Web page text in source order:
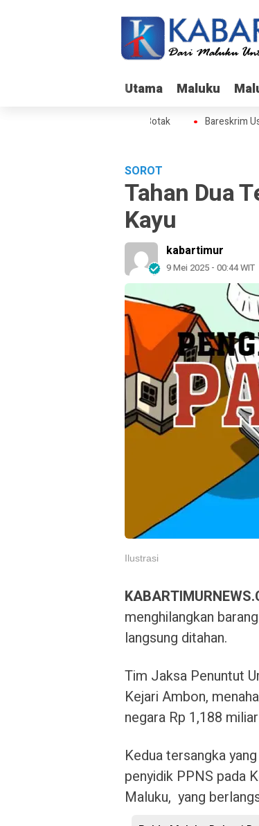
Utama Maluku
Utama Maluku
Skandal Izin BPS di Gunung Botak Bareskrim
SOROT
Tahan Dua
Kayu
kabartimur
9 Mei 2025 - 00:44 WIT
Ilustrasi
menghilangkan
langsung ditahan.
Tim Jaksa Penuntut
Kejari Ambon,
negara Rp 1,188
Kedua tersangka
penyidik PPNS pada
Maluku, yang